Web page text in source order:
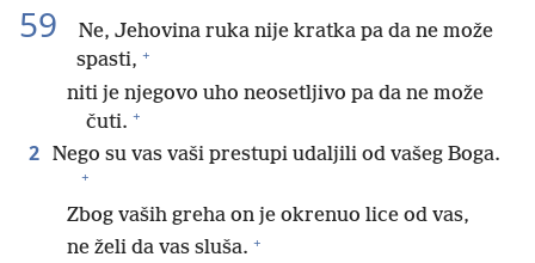
59
Ne, Jehovina ruka nije kratka pa da ne može
spasti, +
niti je njegovo uho neosetljivo pa da ne može
čuti. +
2 Nego su vas vaši prestupi udaljili od vašeg Boga.
+
Zbog vaših greha on je okrenuo lice od vas,
ne želi da vas sluša. +